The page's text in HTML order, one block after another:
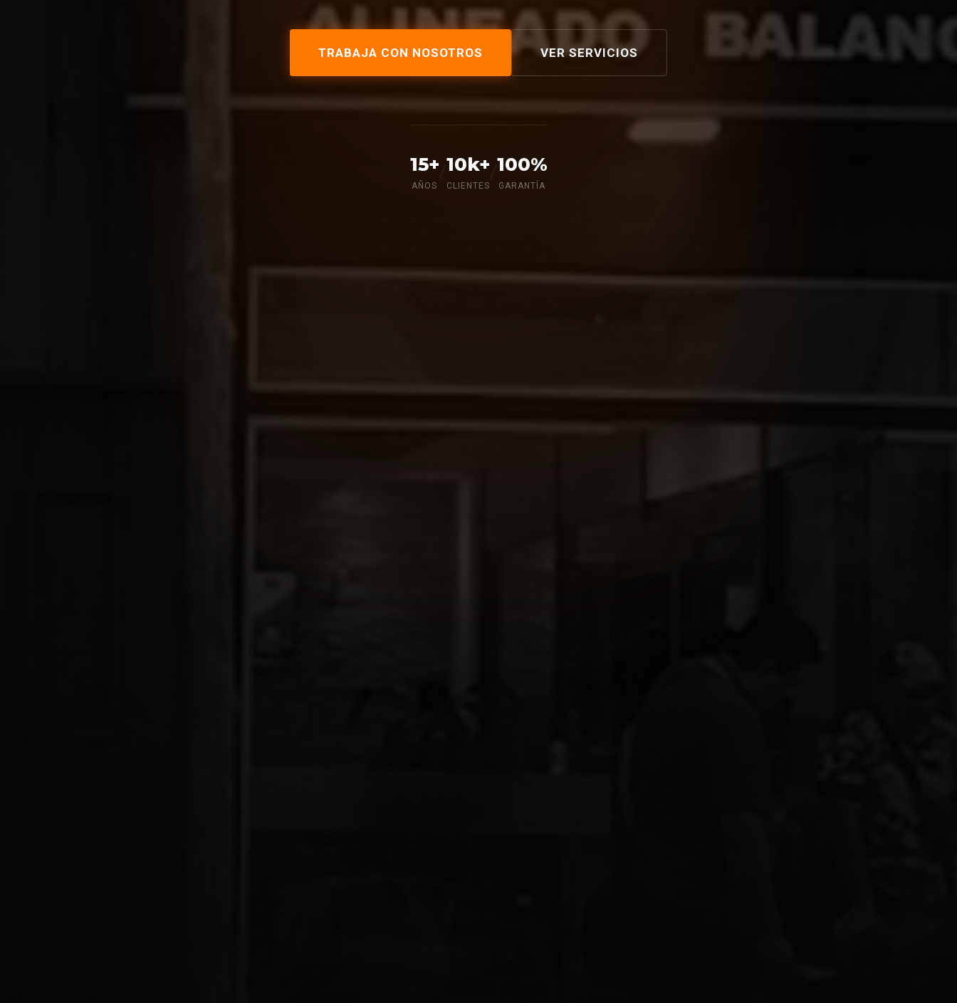
TRABAJA CON NOSOTROS VER SERVICIOS
15+
AÑOS
/10k+
CLIENTES
/100%
GARANTÍA